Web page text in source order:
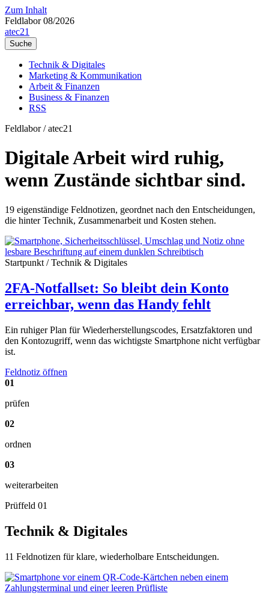
Zum Inhalt
Feldlabor 08/2026
atec21
Suche
Technik & Digitales
Marketing & Kommunikation
Arbeit & Finanzen
Business & Finanzen
RSS
Feldlabor / atec21
Digitale Arbeit wird ruhig,
wenn Zustände sichtbar sind.
19 eigenständige Feldnotizen, geordnet nach den Entscheidungen,
die hinter Technik, Zusammenarbeit und Kosten stehen.
Startpunkt / Technik & Digitales
2FA-Notfallset: So bleibt dein Konto
erreichbar, wenn das Handy fehlt
Ein ruhiger Plan für Wiederherstellungscodes, Ersatzfaktoren und
den Kontozugriff, wenn das wichtigste Smartphone nicht verfügbar
ist.
Feldnotiz öffnen
01
prüfen
02
ordnen
03
weiterarbeiten
Prüffeld 01
Technik & Digitales
11 Feldnotizen für klare, wiederholbare Entscheidungen.